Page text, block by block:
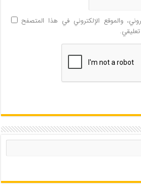
والموقع الإلكتروني في هذا المتصفح